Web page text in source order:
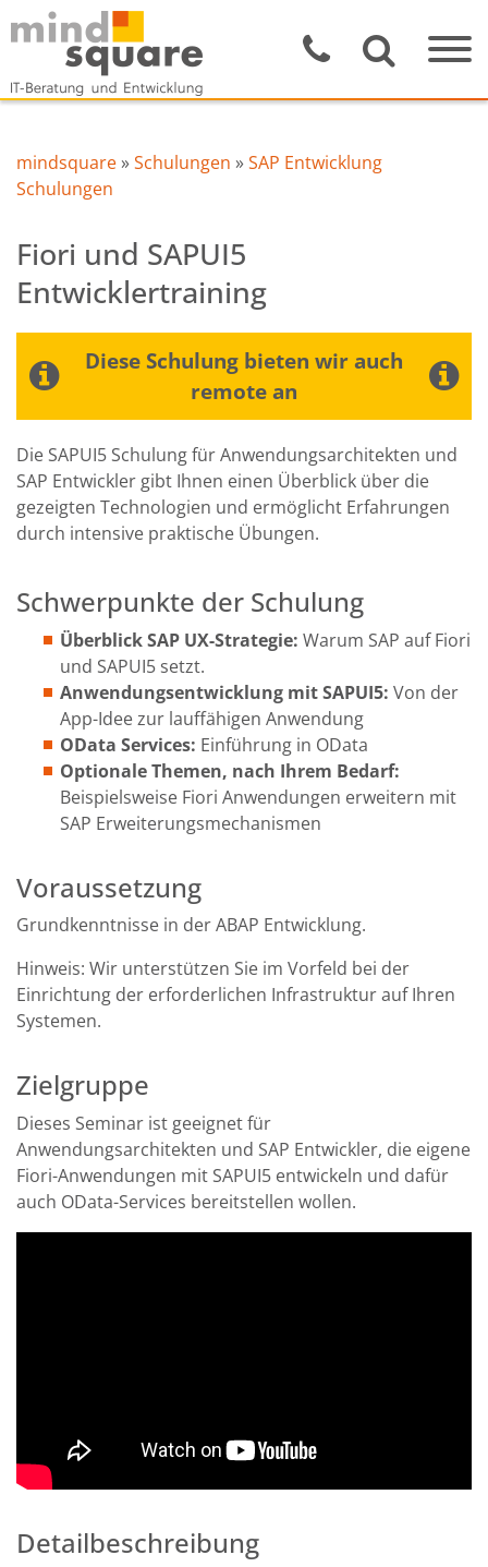
mindsquare»Schulungen »SAP Entwicklung
Schulungen
Fiori und SAPUI5
Entwicklertraining
Diese Schulung bieten wir auch
remote an
Die SAPUI5 Schulung für Anwendungsarchitekten und
SAP Entwickler gibt Ihnen einen Überblick über die
gezeigten Technologien und ermöglicht Erfahrungen
durch intensive praktische Übungen.
Schwerpunkte der Schulung
Überblick SAP UX-Strategie: Warum SAP auf Fiori
und SAPUI5 setzt.
Anwendungsentwicklung mit SAPUI5: Von der
App-Idee zur lauffähigen Anwendung
OData Services: Einführung in OData
Optionale Themen, nach Ihrem Bedarf:
Beispielsweise Fiori Anwendungen erweitern mit
SAP Erweiterungsmechanismen
Voraussetzung
Grundkenntnisse in der ABAP Entwicklung.
Hinweis: Wir unterstützen Sie im Vorfeld bei der
Einrichtung der erforderlichen Infrastruktur auf Ihren
Systemen.
Zielgruppe
Dieses Seminar ist geeignet für
Anwendungsarchitekten und SAP Entwickler, die eigene
Fiori-Anwendungen mit SAPUI5 entwickeln und dafür
auch OData-Services bereitstellen wollen.
Detailbeschreibung